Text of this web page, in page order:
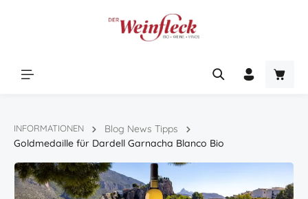
INFORMATIONEN
Blog News Tipps
Goldmedaille für Dardell Garnacha Blanco Bio